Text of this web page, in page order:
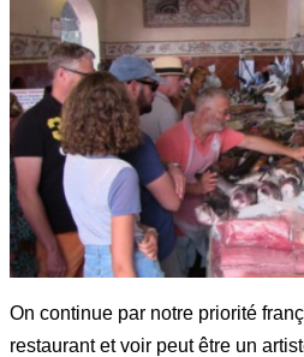
On continue par notre priorité
restaurant et voir peut être un